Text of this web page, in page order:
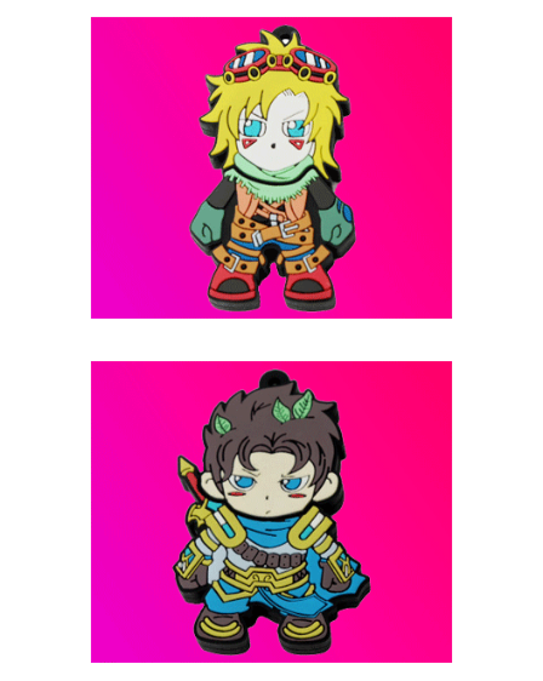
فلش مموری عروسکی -- کد B20
فلش مموری عروسکی -- کد B19